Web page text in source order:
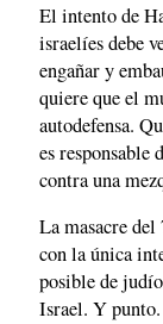
El intento de
israelíes debe
engañar y
quiere que el
autodefensa.
es responsable
contra una
La masacre
con la única
posible de
Israel. Y punto.